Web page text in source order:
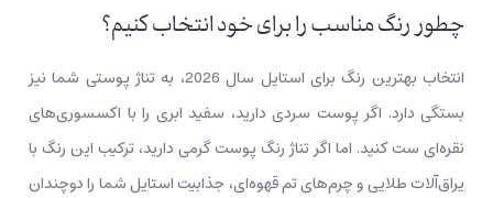
چطور رنگ مناسب را برای خود انتخاب کنیم؟
انتخاب بهترین رنگ برای استایل سال 2026، به تناژ پوستی شما نیز
بستگی دارد. اگر پوست سردی دارید، سفید ابری را با اکسسوری‌های
نقره‌ای ست کنید. اما اگر تناژ رنگ پوست گرمی دارید، ترکیب این رنگ با
یراق‌آلات طلایی و چرم‌های تم قهوه‌ای، جذابیت استایل شما را دوچندان